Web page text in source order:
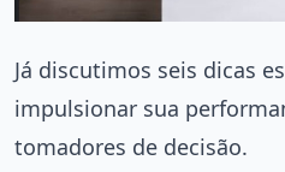
Já discutimos seis dicas
impulsionar sua
tomadores de decisão.